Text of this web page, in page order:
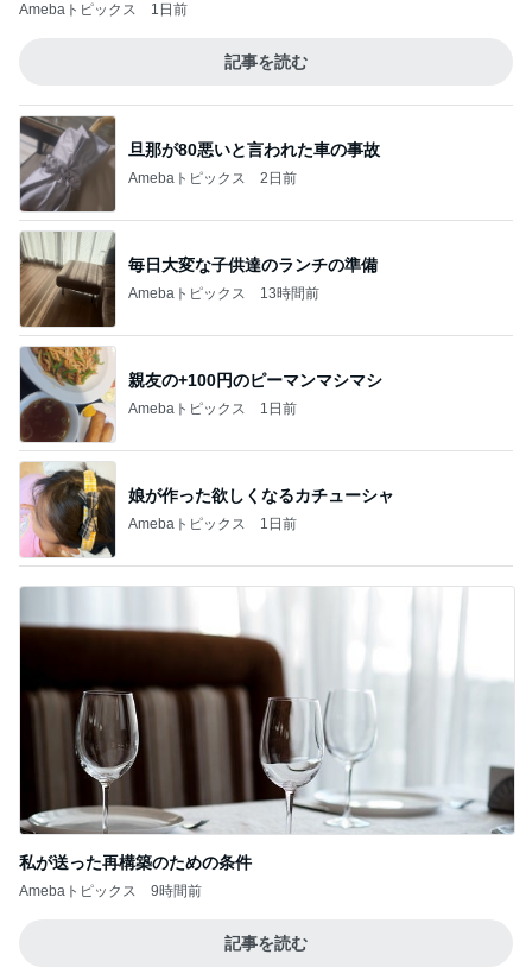
Amebaトピックス 1日前
記事を読む
旦那が80悪いと言われた車の事故
Amebaトピックス 2日前
毎日大変な子供達のランチの準備
Amebaトピックス 13時間前
親友の+100円のピーマンマシマシ
Amebaトピックス 1日前
娘が作った欲しくなるカチューシャ
Amebaトピックス 1日前
私が送った再構築のための条件
Amebaトピックス 9時間前
記事を読む